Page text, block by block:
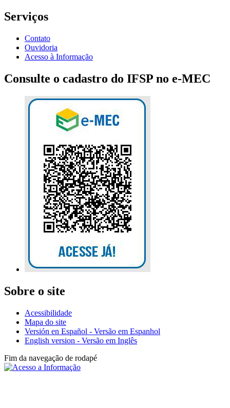
Serviços
Contato
Ouvidoria
Acesso à Informação
Consulte o cadastro do IFSP no e-MEC
Sobre o site
Acessibilidade
Mapa do site
Versión en Español - Versão em Espanhol
English version - Versão em Inglês
Fim da navegação de rodapé